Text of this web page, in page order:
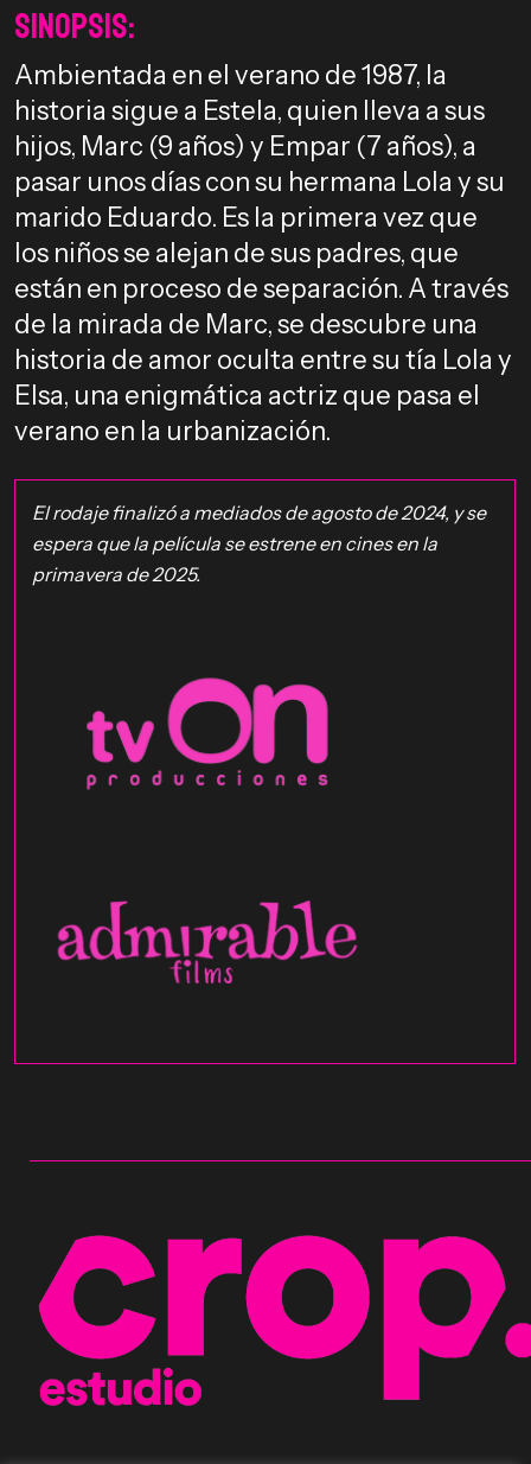
Sinopsis:
Ambientada en el verano de 1987, la
historia sigue a Estela, quien lleva a sus
hijos, Marc (9 años) y Empar (7 años), a
pasar unos días con su hermana Lola y su
marido Eduardo. Es la primera vez que
los niños se alejan de sus padres, que
están en proceso de separación. A través
de la mirada de Marc, se descubre una
historia de amor oculta entre su tía Lola y
Elsa, una enigmática actriz que pasa el
verano en la urbanización.
El rodaje finalizó a mediados de agosto de 2024, y se
espera que la película se estrene en cines en la
primavera de 2025.